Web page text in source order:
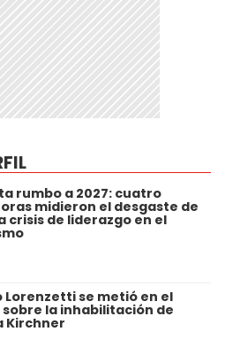
rumbo a 2027: cuatro
midieron el desgaste de
crisis de liderazgo en el
Lorenzetti se metió en el
la inhabilitación de
Kirchner